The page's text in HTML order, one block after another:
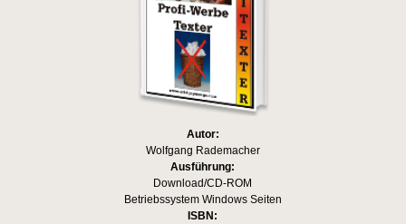
Autor:
Wolfgang Rademacher
Ausführung:
Download/CD-ROM
Betriebssystem Windows Seiten
ISBN: